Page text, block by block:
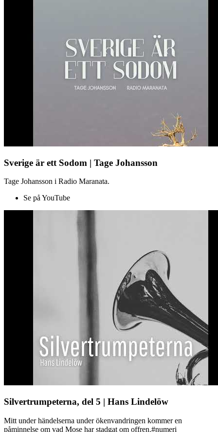
Sverige är ett Sodom | Tage Johansson
Tage Johansson i Radio Maranata.
Se på YouTube
Silvertrumpeterna, del 5 | Hans Lindelöw
Mitt under händelserna under ökenvandringen kommer en
påminnelse om vad Mose har stadgat om offren.#numeri